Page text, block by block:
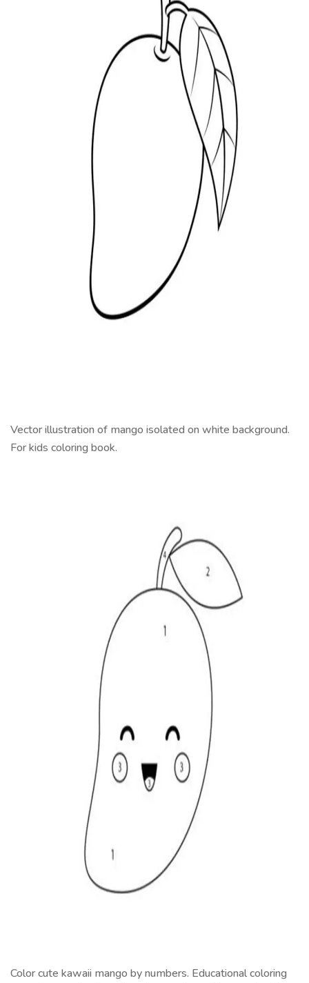
Vector illustration of mango isolated on white background.
For kids coloring book.
Color cute kawaii mango by numbers. Educational coloring